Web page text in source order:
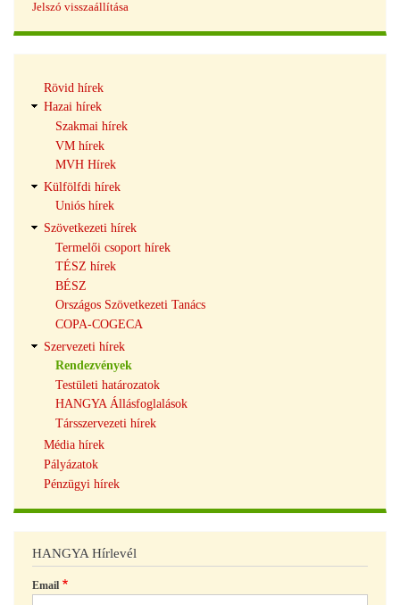
Jelszó visszaállítása
navigáció
Rövid hírek
Hazai hírek
Szakmai hírek
VM hírek
MVH Hírek
Külfölfdi hírek
Uniós hírek
Szövetkezeti hírek
Termelői csoport hírek
TÉSZ hírek
BÉSZ
Országos Szövetkezeti Tanács
COPA-COGECA
Szervezeti hírek
Rendezvények
Testületi határozatok
HANGYA Állásfoglalások
Társszervezeti hírek
Média hírek
Pályázatok
Pénzügyi hírek
HANGYA Hírlevél
Email